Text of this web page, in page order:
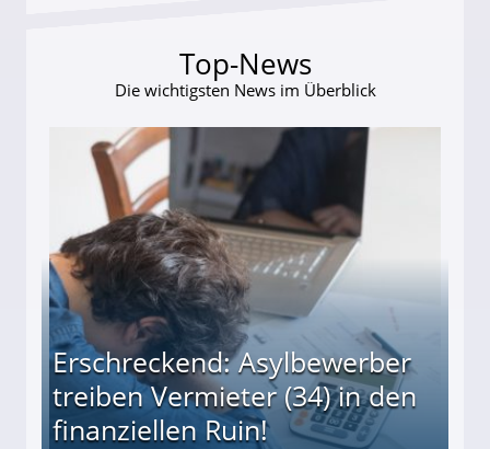
Top-News
Die wichtigsten News im Überblick
Erschreckend: Asylbewerber
treiben Vermieter (34) in den
finanziellen Ruin!